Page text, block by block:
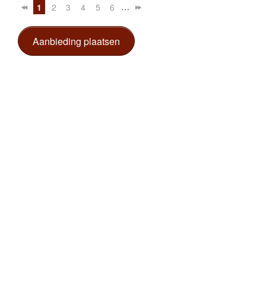
1
2 3 4 5 6 …
Aanbieding plaatsen